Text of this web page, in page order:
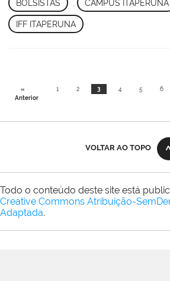
BOLSISTAS CAMPUS ITAPERUNA
IFF ITAPERUNA
«
Anterior
1 2 3 4 5 6
VOLTAR AO TOPO
Todo o conteúdo deste site está
Creative Commons Atribuição-
Adaptada.